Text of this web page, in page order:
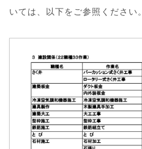
いては、以下をご参照ください。